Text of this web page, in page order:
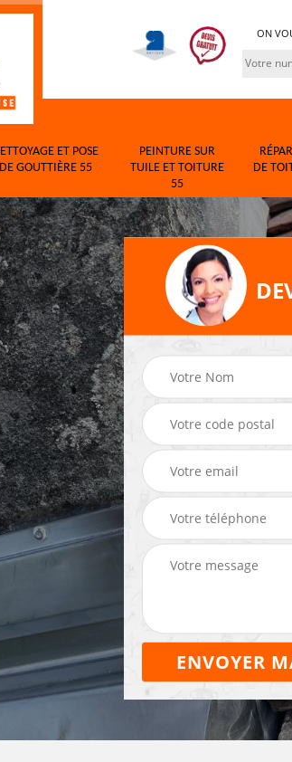
ON
ET POSE
DE GOUTTIÈRE 55
PEINTURE SUR
TUILE ET TOITURE
55
DE